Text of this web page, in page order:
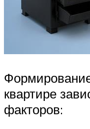
квартире
факторов: